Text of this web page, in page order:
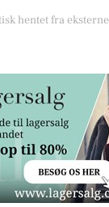
hentet fra